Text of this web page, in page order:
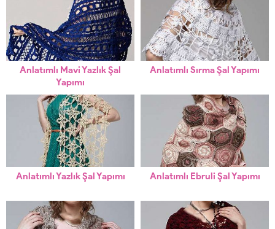
Anlatımlı Mavi Yazlık Şal
Yapımı
Anlatımlı Sırma Şal Yapımı
Anlatımlı Yazlık Şal Yapımı Anlatımlı Ebruli Şal Yapımı